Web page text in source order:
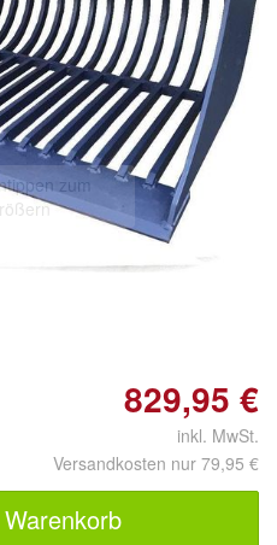
zum
829,95 €
inkl. MwSt.
Versandkosten nur 79,95 €